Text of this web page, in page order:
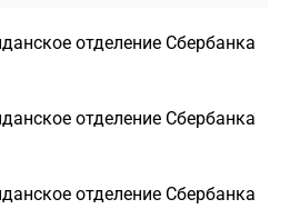
отделение Сбербанка
отделение Сбербанка
отделение Сбербанка